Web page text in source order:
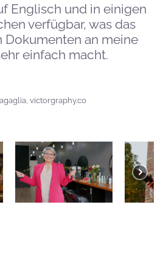
Englisch und in einigen
verfügbar, was das
Dokumenten an meine
einfach macht.
victorgraphy.co